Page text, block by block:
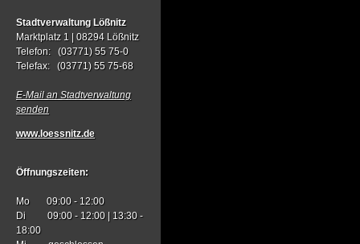
Stadtverwaltung Lößnitz
Marktplatz 1 | 08294 Lößnitz
Telefon: (03771) 55 75-0
Telefax: (03771) 55 75-68
E-Mail an Stadtverwaltung
senden
www.loessnitz.de
Öffnungszeiten:
Mo
09:00 - 12:00
Di
09:00 - 12:00 | 13:30 -
18:00